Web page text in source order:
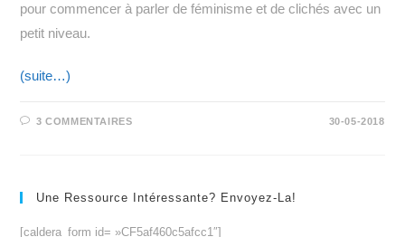
pour commencer à parler de féminisme et de clichés avec un
petit niveau.
(suite…)
3 COMMENTAIRES 30-05-2018
Une Ressource Intéressante? Envoyez-La!
[caldera_form id= »CF5af460c5afcc1″]